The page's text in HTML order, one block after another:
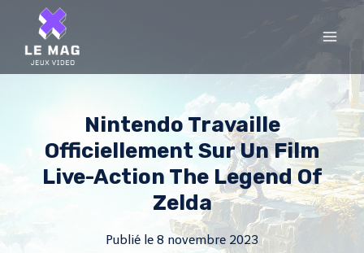
content
Nintendo Travaille
Officiellement Sur Un Film
Live-Action The Legend Of
Zelda
Publié le 8 novembre 2023